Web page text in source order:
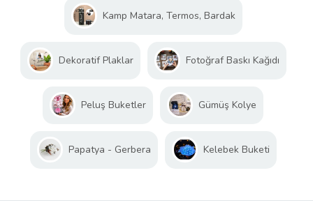
Kamp Matara, Termos, Bardak
Dekoratif Plaklar Fotoğraf Baskı Kağıdı
Peluş Buketler Gümüş Kolye
Papatya - Gerbera Kelebek Buketi